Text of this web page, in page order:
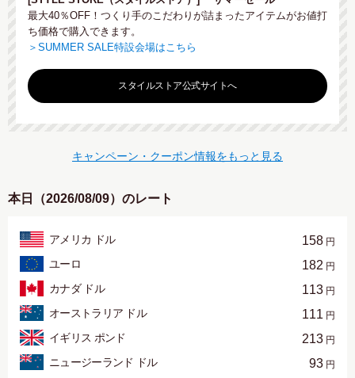
最大40％OFF！つくり手のこだわりが詰まったアイテムがお値打
ち価格で購入できます。
＞SUMMER SALE特設会場はこちら
スタイルストア公式サイトへ
キャンペーン・クーポン情報をもっと見る
本日（2026/08/09）のレート
アメリカ ドル 158 円
ユーロ 182 円
カナダ ドル 113 円
オーストラリア ドル 111 円
イギリス ポンド 213 円
ニュージーランド ドル 93 円